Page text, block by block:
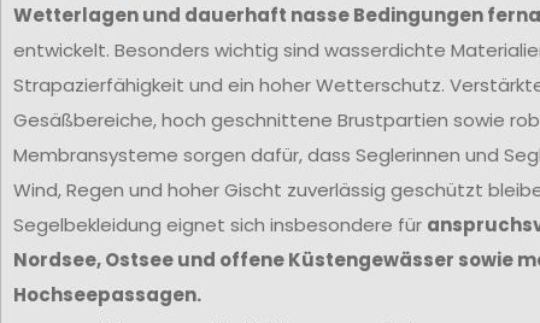
Wetterlagen und dauerhaft nasse Bedingungen
entwickelt. Besonders wichtig sind wasserdichte
Strapazierfähigkeit und ein hoher Wetterschutz.
Gesäßbereiche, hoch geschnittene Brustpartien sowie
Membransysteme sorgen dafür, dass Seglerinnen und
Wind, Regen und hoher Gischt zuverlässig geschützt
Segelbekleidung eignet sich insbesondere für
Nordsee, Ostsee und offene Küstengewässer sowie
Hochseepassagen.